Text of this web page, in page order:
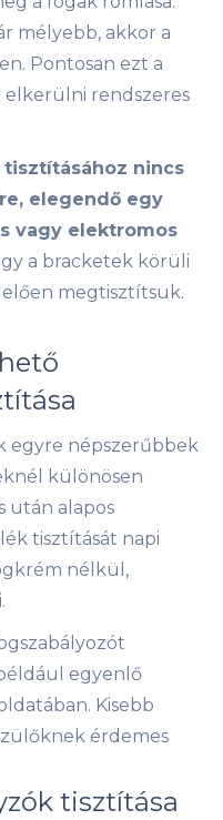
mélyebb, akkor a
Pontosan ezt a
rendszeres
nincs
elegendő egy
vagy elektromos
a bracketek körüli
megtisztítsuk.
egyre népszerűbbek
különösen
után alapos
tisztítását napi
nélkül,
egyenlő
Kisebb
érdemes
tisztítása